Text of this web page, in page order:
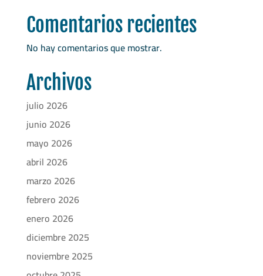
Comentarios recientes
No hay comentarios que mostrar.
Archivos
julio 2026
junio 2026
mayo 2026
abril 2026
marzo 2026
febrero 2026
enero 2026
diciembre 2025
noviembre 2025